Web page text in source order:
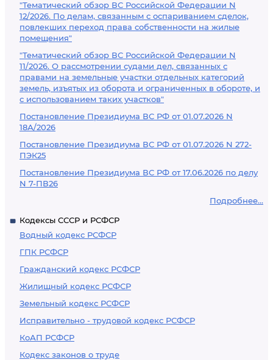
"Тематический обзор ВС Российской Федерации N
12/2026. По делам, связанным с оспариванием сделок,
повлекших переход права собственности на жилые
помещения"
"Тематический обзор ВС Российской Федерации N
11/2026. О рассмотрении судами дел, связанных с
правами на земельные участки отдельных категорий
земель, изъятых из оборота и ограниченных в обороте, и
с использованием таких участков"
Постановление Президиума ВС РФ от 01.07.2026 N
18А/2026
Постановление Президиума ВС РФ от 01.07.2026 N 272-
ПЭК25
Постановление Президиума ВС РФ от 17.06.2026 по делу
N 7-ПВ26
Подробнее...
Кодексы СССР и РСФСР
Водный кодекс РСФСР
ГПК РСФСР
Гражданский кодекс РСФСР
Жилищный кодекс РСФСР
Земельный кодекс РСФСР
Исправительно - трудовой кодекс РСФСР
КоАП РСФСР
Кодекс законов о труде